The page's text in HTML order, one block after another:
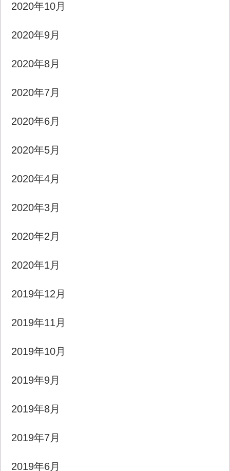
2020年10月
2020年9月
2020年8月
2020年7月
2020年6月
2020年5月
2020年4月
2020年3月
2020年2月
2020年1月
2019年12月
2019年11月
2019年10月
2019年9月
2019年8月
2019年7月
2019年6月